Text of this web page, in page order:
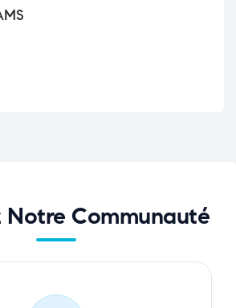
Notre Communauté